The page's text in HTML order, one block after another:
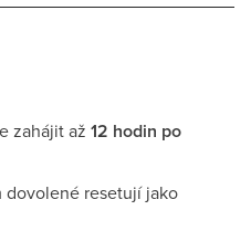
zahájit až 12 hodin po
dovolené resetují jako